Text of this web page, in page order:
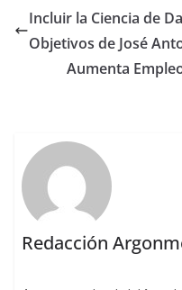
Incluir la Ciencia de
Objetivos de José
Aumenta
Redacción